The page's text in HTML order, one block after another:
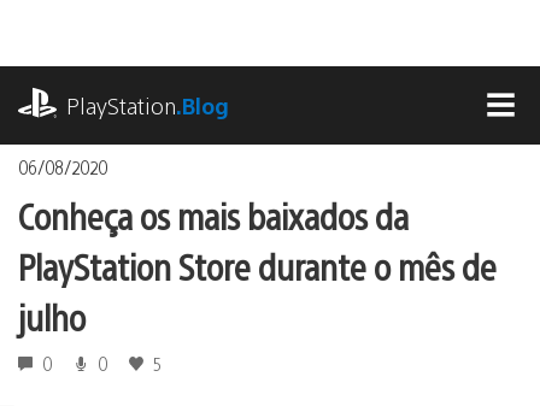
o
conteúdo
PlayStation.Blog
06/08/2020
Conheça os mais baixados da
PlayStation Store durante o mês de
julho
0 0 5